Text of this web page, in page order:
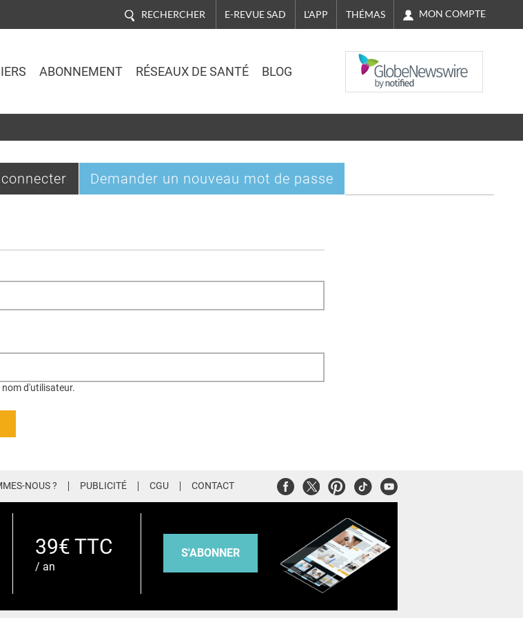
RECHERCHER E-REVUE SAD L'APP THÉMAS MON COMPTE
ABONNEMENT RÉSEAUX DE SANTÉ BLOG
NASDAQ
(onglet
actif)
Demander un nouveau mot de passe
d'utilisateur.
NOUS ? PUBLICITÉ CGU CONTACT FacebookTwitterPinterest
TiktokYoutube
39€ TTC
/ an
S'ABONNER